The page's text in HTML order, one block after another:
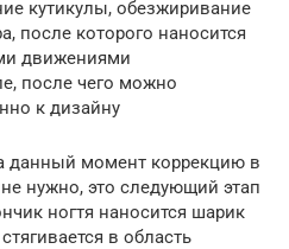
кутикулы, обезжиривание
после которого наносится
движениями
после чего можно
к дизайну
данный момент коррекцию в
нужно, это следующий этап
ногтя наносится шарик
в область